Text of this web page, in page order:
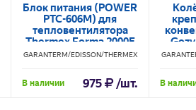
Блок питания (POWER
PTC-606M) для
тепловентилятора
Thermex Forma 2000E
ЭдЭБ05600
GARANTERM/EDISSON/THERMEX
В наличии 975 /шт. В